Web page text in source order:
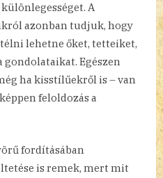
A
azonban tudjuk, hogy
lehetne őket, tetteiket,
Egészen
ha kisstílűekről is – van
feloldozás a
fordításában
is remek, mert mit